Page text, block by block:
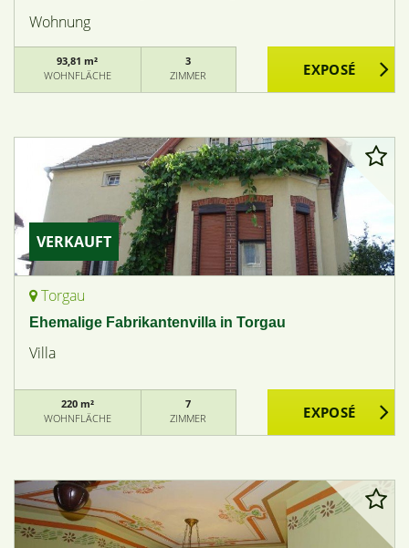
Wohnung
93,81 m²
WOHNFLÄCHE
3
ZIMMER
VERKAUFT
Torgau
Ehemalige Fabrikantenvilla in Torgau
Villa
220 m²
WOHNFLÄCHE
7
ZIMMER